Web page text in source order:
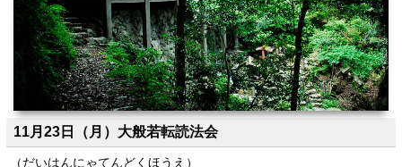
11月23日（月）大般若転読法会
（だいはんにゃてんどくほうえ）